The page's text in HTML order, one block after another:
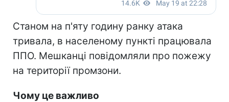
Станом на п'яту годину ранку атака
тривала, в населеному пункті працювала
ППО. Мешканці повідомляли про пожежу
на території промзони.
Чому це важливо